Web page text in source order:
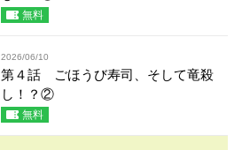
無料
2026/06/10
第４話 ごほうび寿司、そして竜殺
し！？②
無料